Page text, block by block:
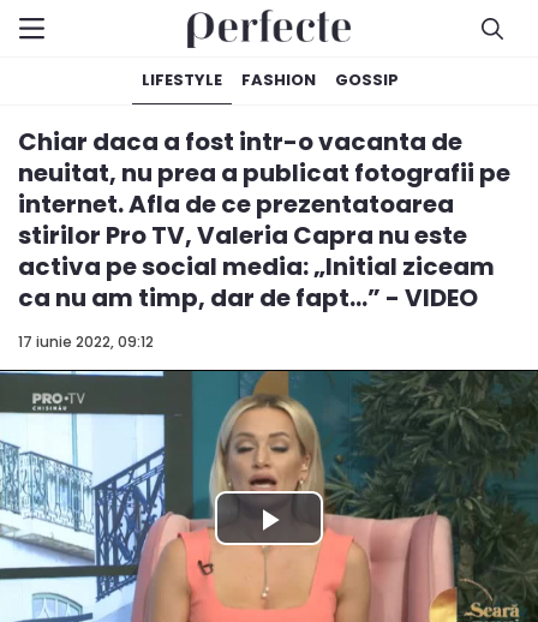
LIFESTYLE FASHION GOSSIP
17 iunie 2022, 09:12
Chiar daca a fost intr-o vacanta de
neuitat, nu prea a publicat fotografii pe
internet. Afla de ce prezentatoarea
stirilor Pro TV, Valeria Capra nu este
activa pe social media: „Initial ziceam
ca nu am timp, dar de fapt...” - VIDEO